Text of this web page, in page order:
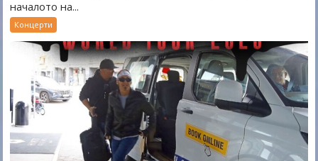
началото на...
Концерти